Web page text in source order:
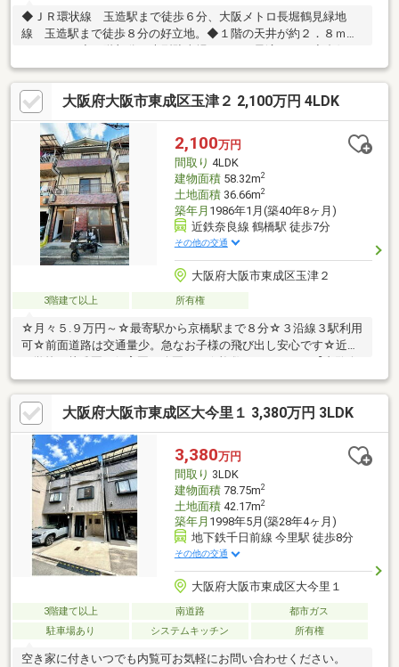
◆ＪＲ環状線 玉造駅まで徒歩６分、大阪メトロ長堀鶴見緑地
線 玉造駅まで徒歩８分の好立地。◆１階の天井が約２．８ｍも
広々としたお庭があります。◆広々とした屋根付きの屋上があり
ます。◆大阪メトロ千日前線・今里筋線 今里駅まで徒歩１０分
です。◆１階：９６．８７㎡・２階：９６．８７㎡・３階：９
６．８７㎡の延面積：２９０．６１㎡の鉄骨造３階建。
大阪府大阪市東成区玉津２ 2,100万円 4LDK
2,100万円
間取り 4LDK
建物面積58.32m2
土地面積36.66m2
築年月 1986年1月(築40年8ヶ月)
近鉄奈良線 鶴橋駅 徒歩7分
その他の交通
大阪府大阪市東成区玉津２
3階建て以上 所有権
☆月々５.９万円～☆最寄駅から京橋駅まで８分☆３沿線３駅利用
可☆前面道路は交通量少。急なお子様の飛び出し安心です☆近隣
に学校、幼稚園、保育園、公園あり☆複数スーパーあり【内覧会
開催中】 本日ご案内可能な場合もございます。 複数件併せて
ご内見も可能♪ 他の掲載物件もまとめてご内見頂けます。気にな
る物件をお教え下さい。☆０１２０ー６８４－５７１ お気軽に
お電話ください♪☆立地のポイント 【近鉄難波・奈良線 鶴橋
駅】徒歩約７分 【JR大阪環状線 玉造駅】徒歩約１２分 【大阪
メトロ 千日前線 今里駅】徒歩約１３分
大阪府大阪市東成区大今里１ 3,380万円 3LDK
3,380万円
間取り 3LDK
建物面積78.75m2
土地面積42.17m2
築年月 1998年5月(築28年4ヶ月)
地下鉄千日前線 今里駅 徒歩8分
その他の交通
大阪府大阪市東成区大今里１
3階建て以上 南道路
都市ガス
駐車場あり
システムキッチン 所有権
空き家に付きいつでも内覧可お気軽にお問い合わせください。